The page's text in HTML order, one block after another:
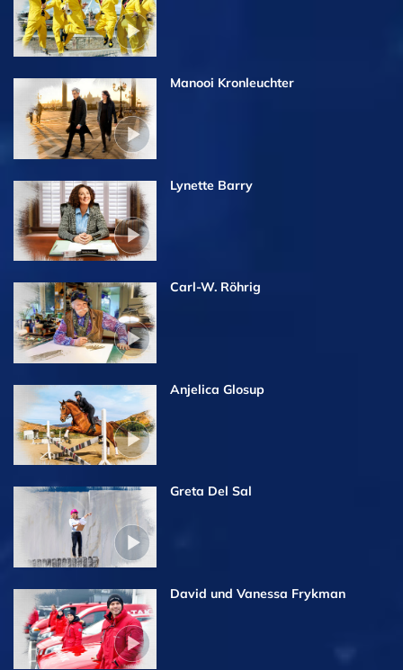
Manooi Kronleuchter
Lynette Barry
Carl-W. Röhrig
Anjelica Glosup
Greta Del Sal
David und Vanessa Frykman